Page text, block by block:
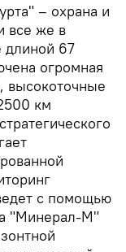
– охрана и
все же в
длиной 67
огромная
высокоточные
км
с помощью
"Минерал-М"